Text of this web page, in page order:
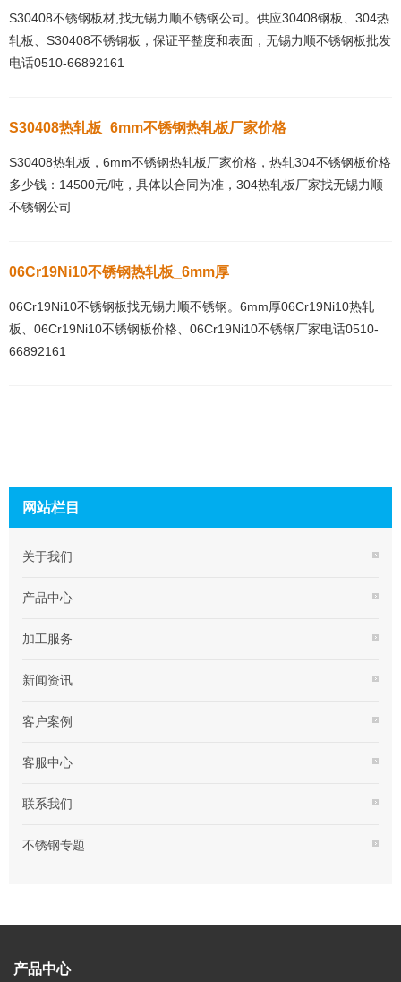
S30408不锈钢板材,找无锡力顺不锈钢公司。供应30408钢板、304热
轧板、S30408不锈钢板，保证平整度和表面，无锡力顺不锈钢板批发
电话0510-66892161
S30408热轧板_6mm不锈钢热轧板厂家价格
S30408热轧板，6mm不锈钢热轧板厂家价格，热轧304不锈钢板价格
多少钱：14500元/吨，具体以合同为准，304热轧板厂家找无锡力顺
不锈钢公司..
06Cr19Ni10不锈钢热轧板_6mm厚
06Cr19Ni10不锈钢板找无锡力顺不锈钢。6mm厚06Cr19Ni10热轧
板、06Cr19Ni10不锈钢板价格、06Cr19Ni10不锈钢厂家电话0510-
66892161
网站栏目
关于我们
产品中心
加工服务
新闻资讯
客户案例
客服中心
联系我们
不锈钢专题
产品中心